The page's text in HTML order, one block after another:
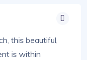
this beautiful,
is within